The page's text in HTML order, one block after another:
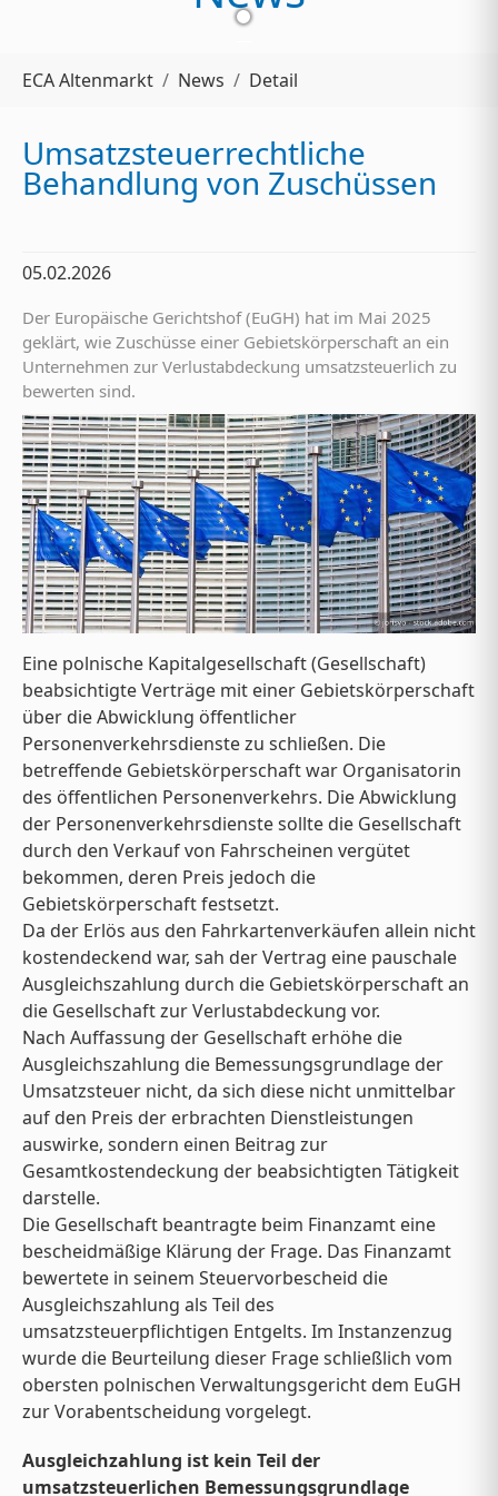
ECA Altenmarkt News Detail
Umsatzsteuerrechtliche
Behandlung von Zuschüssen
05.02.2026
Der Europäische Gerichtshof (EuGH) hat im Mai 2025
geklärt, wie Zuschüsse einer Gebietskörperschaft an ein
Unternehmen zur Verlustabdeckung umsatzsteuerlich zu
bewerten sind.
Eine polnische Kapitalgesellschaft (Gesellschaft)
beabsichtigte Verträge mit einer Gebietskörperschaft
über die Abwicklung öffentlicher
Personenverkehrsdienste zu schließen. Die
betreffende Gebietskörperschaft war Organisatorin
des öffentlichen Personenverkehrs. Die Abwicklung
der Personenverkehrsdienste sollte die Gesellschaft
durch den Verkauf von Fahrscheinen vergütet
bekommen, deren Preis jedoch die
Gebietskörperschaft festsetzt.
Da der Erlös aus den Fahrkartenverkäufen allein nicht
kostendeckend war, sah der Vertrag eine pauschale
Ausgleichszahlung durch die Gebietskörperschaft an
die Gesellschaft zur Verlustabdeckung vor.
Nach Auffassung der Gesellschaft erhöhe die
Ausgleichszahlung die Bemessungsgrundlage der
Umsatzsteuer nicht, da sich diese nicht unmittelbar
auf den Preis der erbrachten Dienstleistungen
auswirke, sondern einen Beitrag zur
Gesamtkostendeckung der beabsichtigten Tätigkeit
darstelle.
Die Gesellschaft beantragte beim Finanzamt eine
bescheidmäßige Klärung der Frage. Das Finanzamt
bewertete in seinem Steuervorbescheid die
Ausgleichszahlung als Teil des
umsatzsteuerpflichtigen Entgelts. Im Instanzenzug
wurde die Beurteilung dieser Frage schließlich vom
obersten polnischen Verwaltungsgericht dem EuGH
zur Vorabentscheidung vorgelegt.
Ausgleichzahlung ist kein Teil der
umsatzsteuerlichen Bemessungsgrundlage